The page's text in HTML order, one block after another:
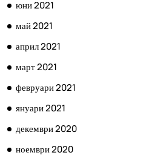
юни 2021
май 2021
април 2021
март 2021
февруари 2021
януари 2021
декември 2020
ноември 2020